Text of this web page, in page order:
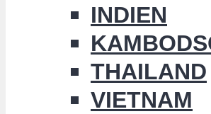
INDIEN
THAILAND
VIETNAM